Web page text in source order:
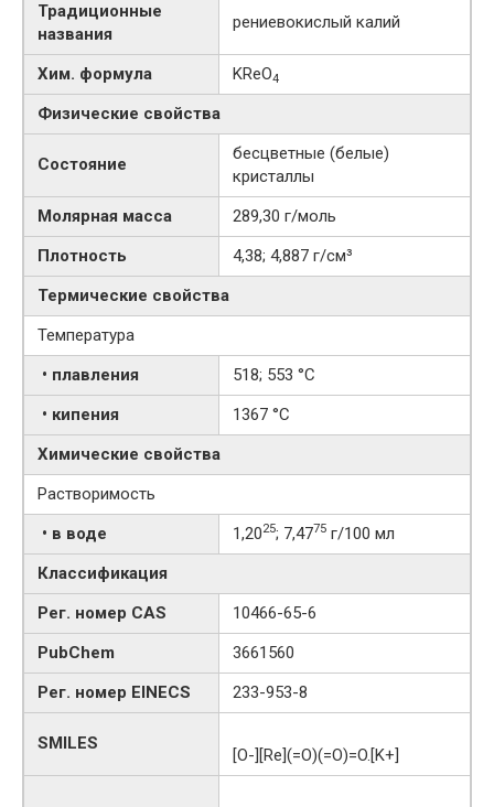
Традиционные
названия
рениевокислый калий
Хим. формула KReO4
Физические свойства
Состояние
бесцветные (белые)
кристаллы
Молярная масса
289,30 г/моль
Плотность
4,38; 4,887 г/см³
Термические свойства
Температура
• плавления
518; 553 °C
• кипения
1367 °C
Химические свойства
Растворимость
• в воде
1,2025; 7,4775 г/100 мл
Классификация
Рег. номер CAS
10466-65-6
PubChem
3661560
Рег. номер EINECS
233-953-8
SMILES
[O-][Re](=O)(=O)=O.[K+]